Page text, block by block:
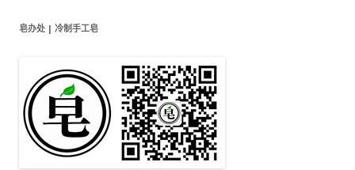
皂办处 | 冷制手工皂